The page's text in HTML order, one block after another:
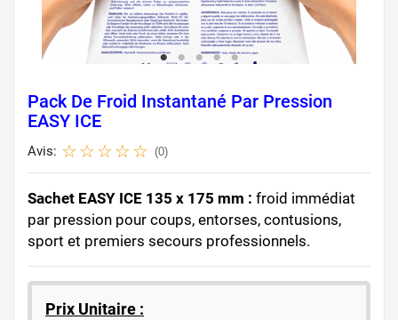
Pack De Froid Instantané Par Pression
EASY ICE
Avis: (0)
Sachet EASY ICE 135 x 175 mm : froid immédiat
par pression pour coups, entorses, contusions,
sport et premiers secours professionnels.
Prix Unitaire :